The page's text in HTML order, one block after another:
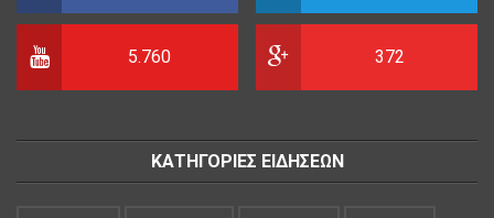
5.760 372
ΚΑΤΗΓΟΡΙΕΣ ΕΙΔΗΣΕΩΝ